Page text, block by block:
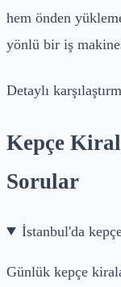
hem önden
yönlü bir iş
Detaylı
Kepçe
Sorular
İstanbul'da
Günlük kepçe